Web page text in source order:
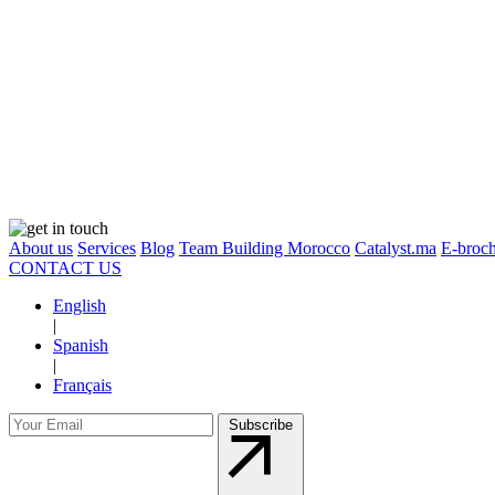
About us Services Blog Team Building Morocco Catalyst.ma E-
CONTACT US
English
|
Spanish
|
Français
Subscribe